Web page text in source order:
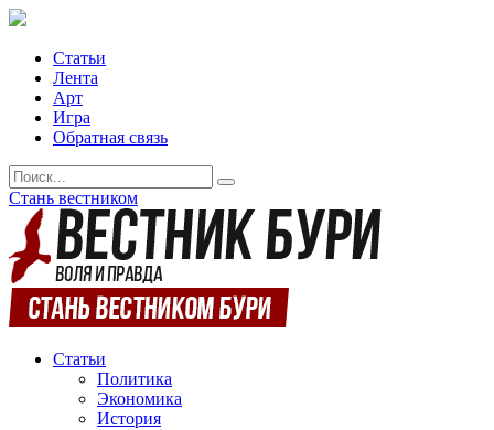
Статьи
Лента
Арт
Игра
Обратная связь
Стань вестником
Статьи
Политика
Экономика
История